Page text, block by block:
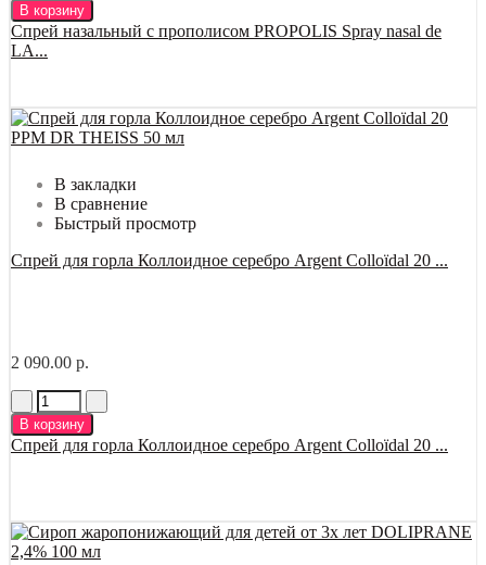
В корзину
Спрей назальный с прополисом PROPOLIS Spray nasal de
LA...
В закладки
В сравнение
Быстрый просмотр
Спрей для горла Коллоидное серебро Argent Colloïdal 20 ...
2 090.00 р.
В корзину
Спрей для горла Коллоидное серебро Argent Colloïdal 20 ...